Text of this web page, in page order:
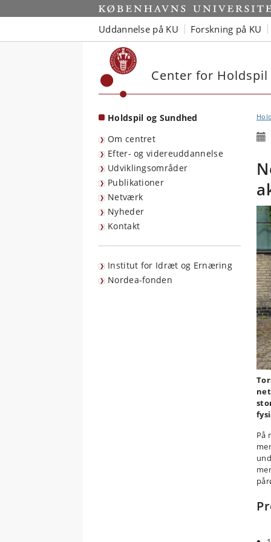
Start
Uddannelse på KU Forskning på KU
Center for Holdspil
Holdspil og Sundhed
Om centret
Efter- og videreuddannelse
Udviklingsområder
Publikationer
Netværk
Nyheder
Kontakt
Institut for Idræt og Ernæring
Nordea-fonden
På